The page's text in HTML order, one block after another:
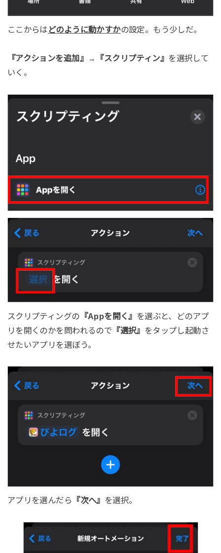
ここからは どのように動かすかの設定。もう少しだ。
『アクションを追加』 → 『スクリプティン』 を選択して
いく。
スクリプティングの 『Appを開く』 を選ぶと、どのアプ
リを開くのかを問われるので 『選択』 をタップし起動さ
せたいアプリを選ぼう。
アプリを選んだら 『次へ』 を選択。